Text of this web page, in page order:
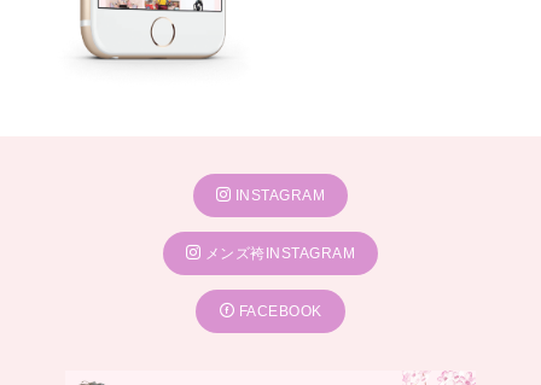
INSTAGRAM
メンズ袴INSTAGRAM
FACEBOOK